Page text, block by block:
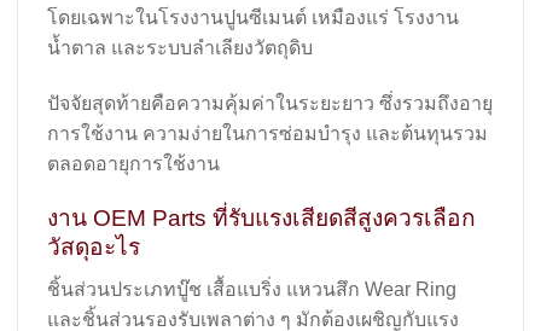
โดยเฉพาะในโรงงานปูนซีเมนต์ เหมืองแร่ โรงงาน
น้ำตาล และระบบลำเลียงวัตถุดิบ
ปัจจัยสุดท้ายคือความคุ้มค่าในระยะยาว ซึ่งรวมถึงอายุ
การใช้งาน ความง่ายในการซ่อมบำรุง และต้นทุนรวม
ตลอดอายุการใช้งาน
งาน OEM Parts ที่รับแรงเสียดสีสูงควรเลือก
วัสดุอะไร
ชิ้นส่วนประเภทบู๊ช เสื้อแบริ่ง แหวนสึก Wear Ring
และชิ้นส่วนรองรับเพลาต่าง ๆ มักต้องเผชิญกับแรง